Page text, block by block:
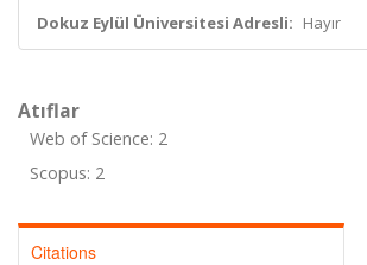
Dokuz Eylül Üniversitesi Adresli: Hayır
Atıflar
Web of Science: 2
Scopus: 2
Citations